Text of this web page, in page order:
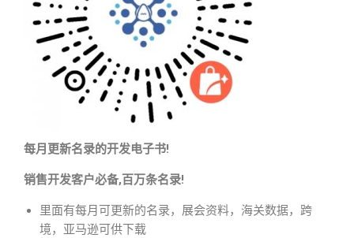
每月更新名录的开发电子书!
销售开发客户必备,百万条名录!
里面有每月可更新的名录，展会资料，海关数据，跨
境，亚马逊可供下载